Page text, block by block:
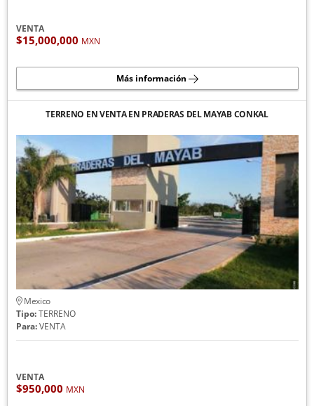
VENTA
$15,000,000 MXN
Más información
TERRENO EN VENTA EN PRADERAS DEL MAYAB CONKAL
Mexico
Tipo:TERRENO
Para:VENTA
VENTA
$950,000 MXN